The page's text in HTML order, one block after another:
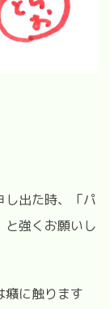
し出た時、「パ
と強くお願いし
癪に触ります